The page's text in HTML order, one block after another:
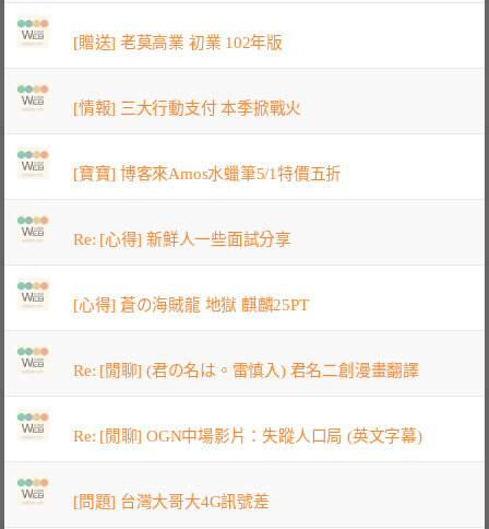
[贈送] 老莫高業 初業 102年版
[情報] 三大行動支付 本季掀戰火
[寶寶] 博客來Amos水蠟筆5/1特價五折
Re: [心得] 新鮮人一些面試分享
[心得] 蒼の海賊龍 地獄 麒麟25PT
Re: [閒聊] (君の名は。雷慎入) 君名二創漫畫翻譯
Re: [閒聊] OGN中場影片：失蹤人口局 (英文字幕)
[問題] 台灣大哥大4G訊號差